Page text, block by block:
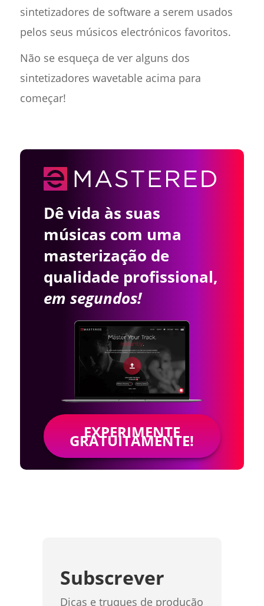
sintetizadores de software a serem usados
pelos seus músicos electrónicos favoritos.
Não se esqueça de ver alguns dos
sintetizadores wavetable acima para
começar!
Dê vida às suas
músicas com uma
masterização de
qualidade profissional,
em segundos!
EXPERIMENTE
GRATUITAMENTE!
Subscrever
Dicas e truques de produção